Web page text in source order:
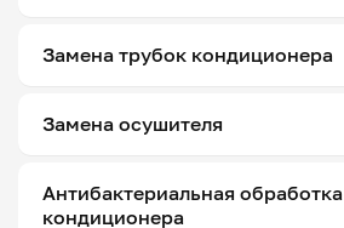
Замена трубок кондиционера
Замена осушителя
Антибактериальная обработка
кондиционера